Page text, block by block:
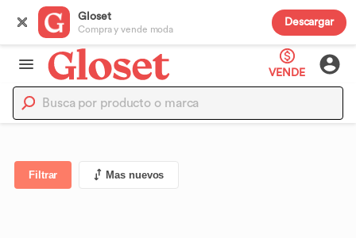
Gloset
Compra y vende moda
Descargar
VENDE
Filtrar Mas nuevos